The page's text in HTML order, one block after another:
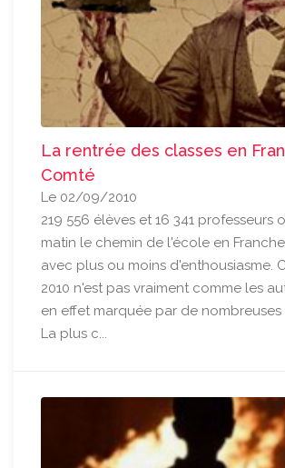
La rentrée des classes en
Comté
Le 02/09/2010
219 556 élèves et 16 341 professeurs
matin le chemin de l'école en
avec plus ou moins d'enthousiasme.
2010 n'est pas vraiment comme les
en effet marquée par de nombreuses
La plus c...